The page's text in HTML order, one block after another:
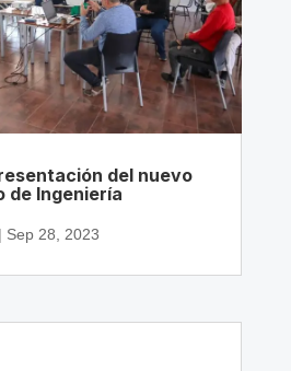
del nuevo
de Ingeniería
Sep 28, 2023